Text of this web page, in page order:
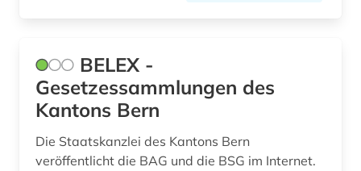
BELEX -
Gesetzessammlungen des
Kantons Bern
Die Staatskanzlei des Kantons Bern
veröffentlicht die BAG und die BSG im Internet.